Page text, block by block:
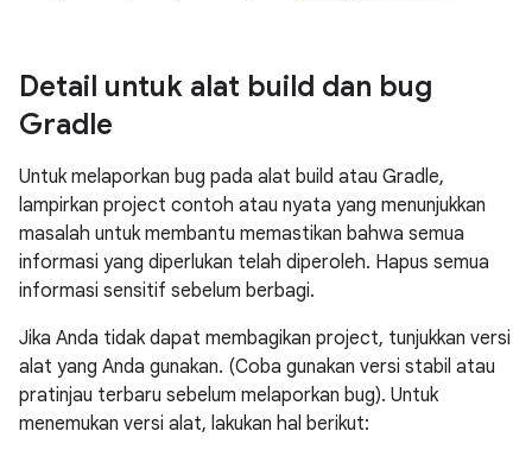
Detail untuk alat build dan bug
Gradle
Untuk melaporkan bug pada alat build atau Gradle,
lampirkan project contoh atau nyata yang menunjukkan
masalah untuk membantu memastikan bahwa semua
informasi yang diperlukan telah diperoleh. Hapus semua
informasi sensitif sebelum berbagi.
Jika Anda tidak dapat membagikan project, tunjukkan versi
alat yang Anda gunakan. (Coba gunakan versi stabil atau
pratinjau terbaru sebelum melaporkan bug). Untuk
menemukan versi alat, lakukan hal berikut: